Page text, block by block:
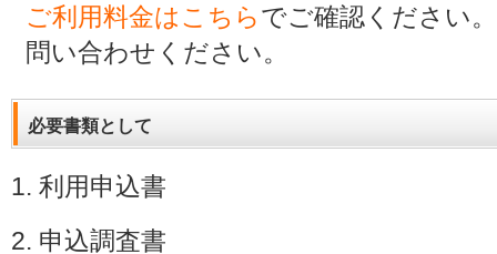
ご利用料金はこちらでご確認ください
問い合わせください。
必要書類として
利用申込書
申込調査書